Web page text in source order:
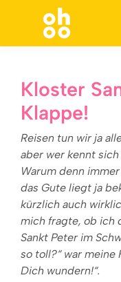
Kloster
Klappe!
Reisen tun wir ja
aber wer kennt
Warum denn
das Gute liegt ja
kürzlich auch
mich fragte, ob ich
Sankt Peter im
so toll?“ war meine
Dich wundern!“.